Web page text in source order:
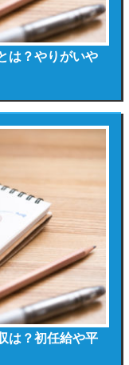
は？やりがいや
は？初任給や平